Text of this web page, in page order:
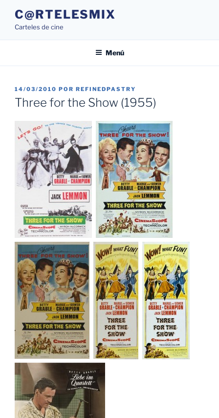
contenido
C@RTELESMIX
Carteles de cine
Menú
PUBLICADO
EL
14/03/2010 POR REFINEDPASTRY
Three for the Show (1955)